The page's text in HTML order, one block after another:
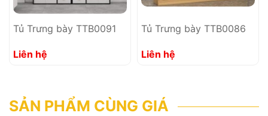
Tủ Trưng bày TTB0091
Liên hệ
Tủ Trưng bày TTB0086
Liên hệ
SẢN PHẨM CÙNG GIÁ